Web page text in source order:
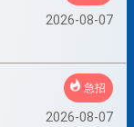
2026-08-07
急招
2026-08-07